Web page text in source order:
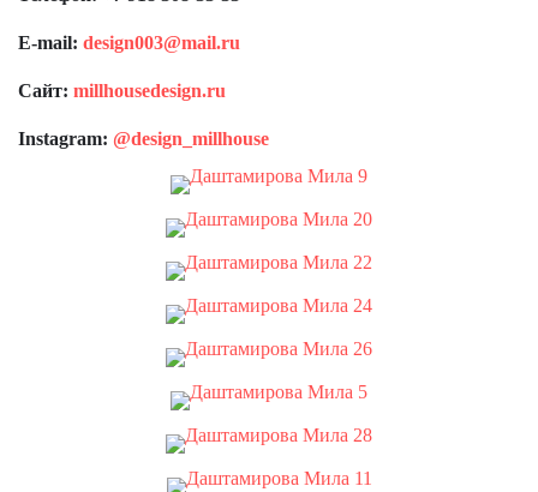
E-mail: design003@mail.ru
Сайт: millhousedesign.ru
Instagram: @design_millhouse